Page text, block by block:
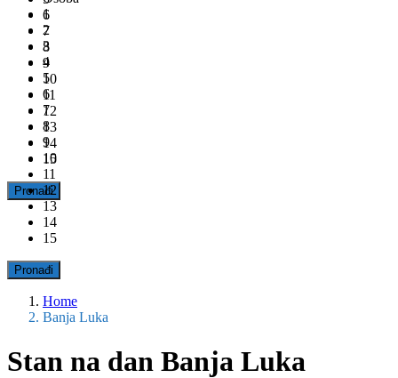
6
7
8
9
10
11
12
13
14
15
1
2
3
4
5
6
7
8
9
10
11
12
13
14
15
Home
Banja Luka
Stan na dan Banja Luka